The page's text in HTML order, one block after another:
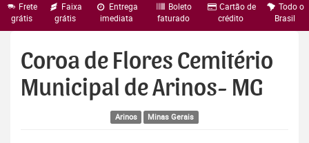
Frete
grátis
Faixa
grátis
Entrega
imediata
Boleto
faturado
Cartão de
crédito
Todo o
Brasil
Coroa de Flores Cemitério
Municipal de Arinos- MG
Arinos Minas Gerais